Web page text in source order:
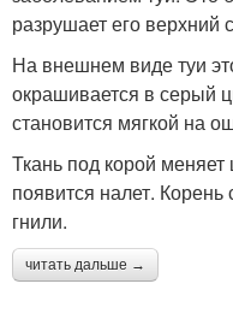
разрушает его верхний
На внешнем виде туи
окрашивается в серый
становится мягкой на
Ткань под корой
появится налет.
гнили.
читать дальше →